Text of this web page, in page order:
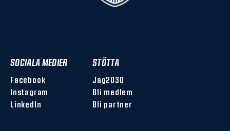
SOCIALA MEDIER
Facebook
Instagram
LinkedIn
STÖTTA
Jag2030
Bli medlem
Bli partner